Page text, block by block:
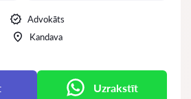
Advokāts
Kandava
Uzrakstīt